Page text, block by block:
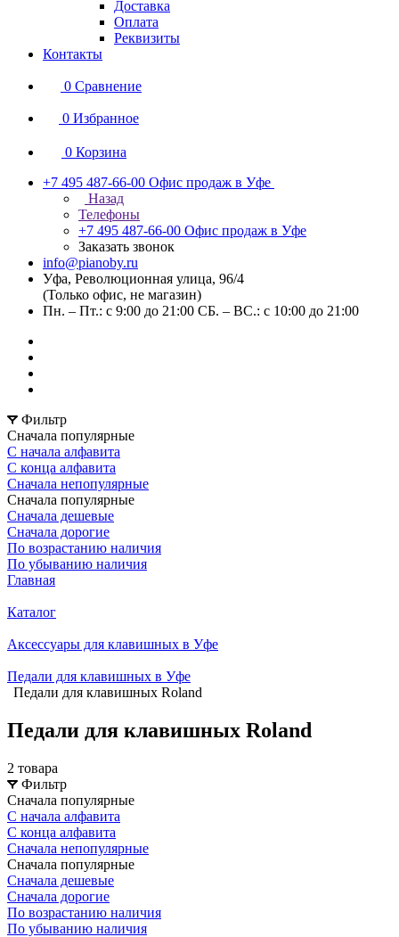
Доставка
Оплата
Реквизиты
Контакты
0 Сравнение
0 Избранное
0 Корзина
+7 495 487-66-00 Офис продаж в Уфе
Назад
Телефоны
+7 495 487-66-00 Офис продаж в Уфе
Заказать звонок
info@pianoby.ru
Уфа, Революционная улица, 96/4
(Только офис, не магазин)
Пн. – Пт.: с 9:00 до 21:00 СБ. – ВС.: с 10:00 до 21:00
Фильтр
Сначала популярные
С начала алфавита
С конца алфавита
Сначала непопулярные
Сначала популярные
Сначала дешевые
Сначала дорогие
По возрастанию наличия
По убыванию наличия
Главная
Каталог
Аксессуары для клавишных в Уфе
Педали для клавишных в Уфе
Педали для клавишных Roland
Педали для клавишных Roland
2 товара
Фильтр
Сначала популярные
С начала алфавита
С конца алфавита
Сначала непопулярные
Сначала популярные
Сначала дешевые
Сначала дорогие
По возрастанию наличия
По убыванию наличия